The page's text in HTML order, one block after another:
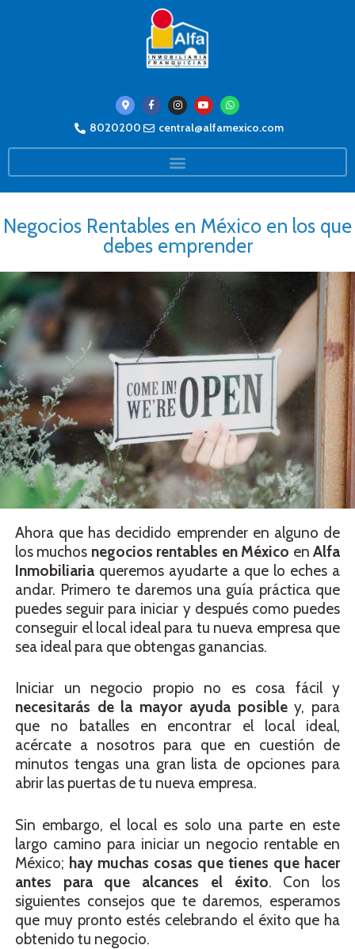
8020200 central@alfamexico.com
Negocios Rentables en México en los que
debes emprender
Ahora que has decidido emprender en alguno de
los muchos negocios rentables en México enAlfa
Inmobiliaria queremos ayudarte a que lo eches a
andar. Primero te daremos una guía práctica que
puedes seguir para iniciar y después como puedes
conseguir el local ideal para tu nueva empresa que
sea ideal para que obtengas ganancias.
Iniciar un negocio propio no es cosa fácil y
necesitarás de la mayor ayuda posibley, para
que no batalles en encontrar el local ideal,
acércate a nosotros para que en cuestión de
minutos tengas una gran lista de opciones para
abrir las puertas de tu nueva empresa.
Sin embargo, el local es solo una parte en este
largo camino para iniciar un negocio rentable en
México; hay muchas cosas que tienes que hacer
antes para que alcances el éxito. Con los
siguientes consejos que te daremos, esperamos
que muy pronto estés celebrando el éxito que ha
obtenido tu negocio.